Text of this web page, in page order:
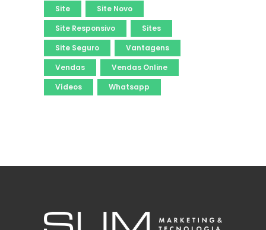
Site
Site Novo
Site Responsivo
Sites
Site Seguro
Vantagens
Vendas
Vendas Online
Vídeos
Whatsapp